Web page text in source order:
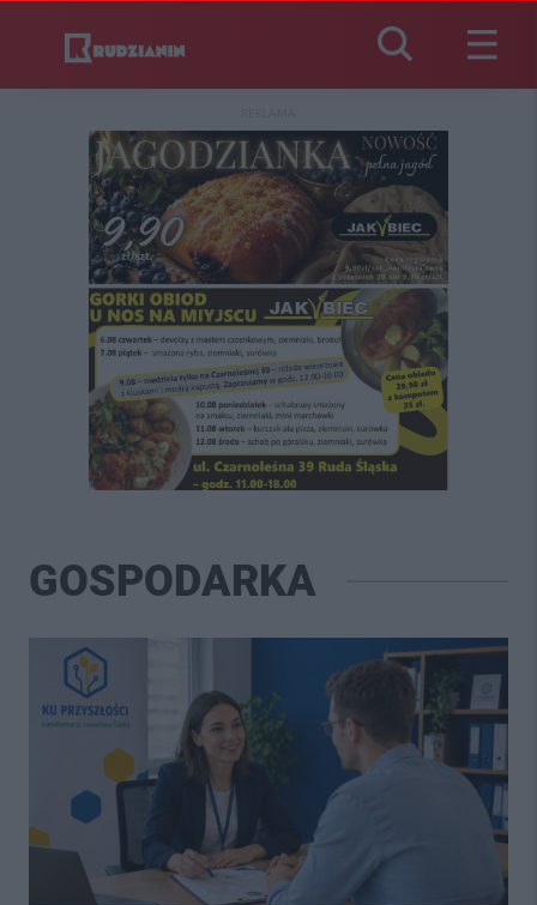
GOSPODARKA